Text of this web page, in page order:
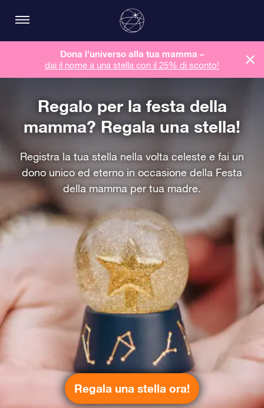
Dona l’universo alla tua mamma –
dai il nome a una stella con il 25% di sconto!
Regalo per la festa della
mamma? Regala una stella!
Registra la tua stella nella volta celeste e fai un
dono unico ed eterno in occasione della Festa
della mamma per tua madre.
Regala una stella ora!